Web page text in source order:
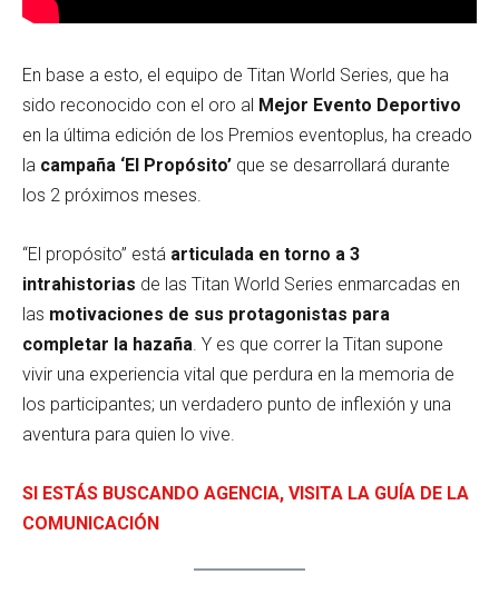
En base a esto, el equipo de Titan World Series, que ha
sido reconocido con el oro al Mejor Evento Deportivo
en la última edición de los Premios eventoplus, ha creado
la campaña ‘El Propósito’ que se desarrollará durante
los 2 próximos meses.
“El propósito” está articulada en torno a 3
intrahistorias de las Titan World Series enmarcadas en
las motivaciones de sus protagonistas para
completar la hazaña. Y es que correr la Titan supone
vivir una experiencia vital que perdura en la memoria de
los participantes; un verdadero punto de inflexión y una
aventura para quien lo vive.
SI ESTÁS BUSCANDO AGENCIA, VISITA LA GUÍA DE LA
COMUNICACIÓN